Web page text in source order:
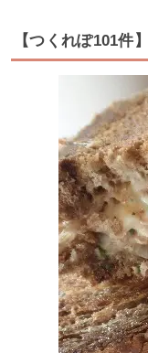
【つくれぽ101件